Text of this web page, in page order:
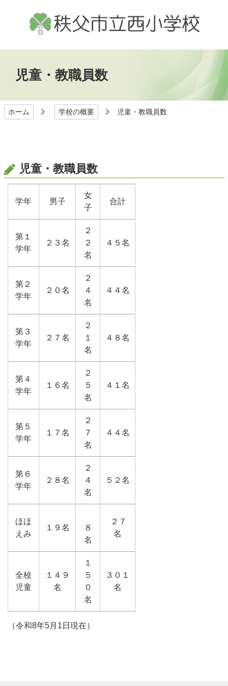
児童・教職員数
ホーム 学校の概要 児童・教職員数
児童・教職員数
学年 男子
女
子
合計
第１
学年
２３名
２
２
名
４５名
第２
学年
２０名
２
４
名
４４名
第３
学年
２７名
２
１
名
４８名
第４
学年
１６名
２
５
名
４１名
第５
学年
１７名
２
７
名
４４名
第６
学年
２８名
２
４
名
５２名
ほほ
えみ
１９名
８
名
２７
名
全校
児童
１４９
名
１
５
０
名
３０１
名
（令和8年5月1日現在）